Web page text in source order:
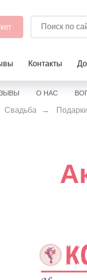
Контакты
О НАС
Свадьба → Подарки